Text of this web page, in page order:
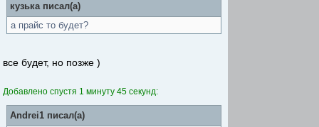
кузька писал(а)
а прайс то будет?
все будет, но позже )
Добавлено спустя 1 минуту 45 секунд:
Andrei1 писал(а)